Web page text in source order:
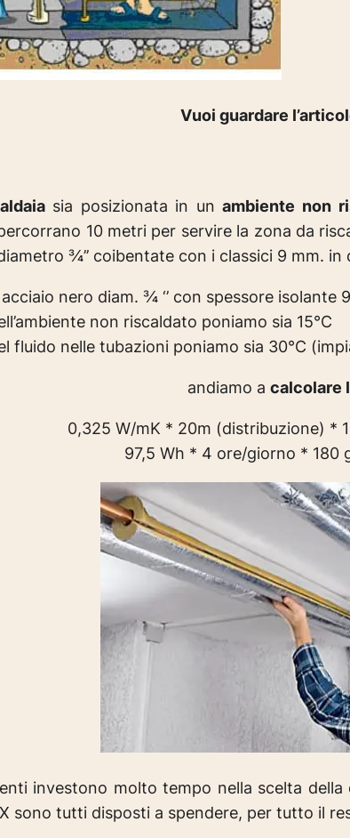
Vuoi guardare
sia posizionata in unambiente non
10 metri per servire la zona da
¾’’ coibentate con i classici 9 mm. in
nero diam. ¾ ‘’ con spessore isolante
non riscaldato poniamo sia 15°C
fluido nelle tubazioni poniamo sia 30°C
andiamo a calcolare
0,325 W/mK * 20m (distribuzione) *
97,5 Wh * 4 ore/giorno * 180
investono molto tempo nella scelta
sono tutti disposti a spendere, per tutto il